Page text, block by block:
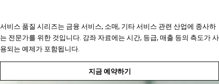
서비스 품질 시리즈는 금융 서비스, 소매, 기타 서비스 관련 산업에 종사하
는 전문가를 위한 것입니다. 강좌 자료에는 시간, 등급, 매출 등의 측도가 사
용되는 예제가 포함됩니다.
지금 예약하기